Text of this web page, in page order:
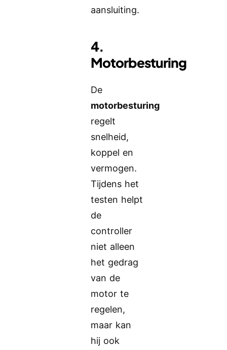
aansluiting.
4.
Motorbesturing
De
motorbesturing
regelt
snelheid,
koppel en
vermogen.
Tijdens het
testen helpt
de
controller
niet alleen
het gedrag
van de
motor te
regelen,
maar kan
hij ook